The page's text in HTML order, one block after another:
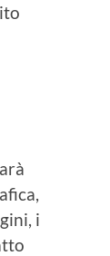
i